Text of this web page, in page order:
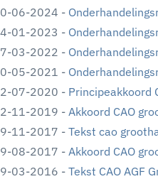
06-2024 -
01-2023 -
03-2022 -
05-2021 -
07-2020 - Principeakkoord
11-2019 - Akkoord CAO
11-2017 - Tekst cao
08-2017 - Akkoord CAO
03-2016 - Tekst CAO AGF